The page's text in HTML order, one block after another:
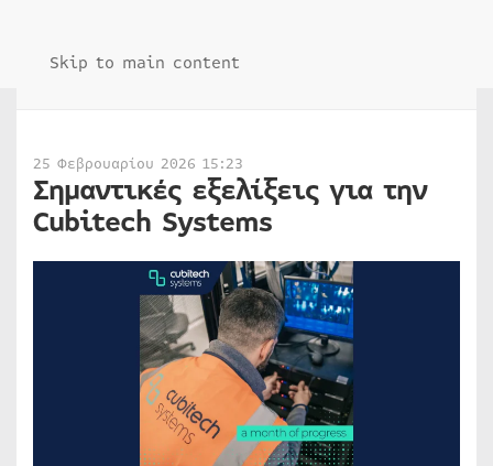
Skip to main content
25 Φεβρουαρίου 2026 15:23
Σημαντικές εξελίξεις για την
Cubitech Systems